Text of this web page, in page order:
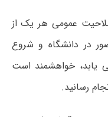
عمومی هر یک از
در دانشگاه و شروع
ادامه می یابد، خواهشمند است
رسانید.